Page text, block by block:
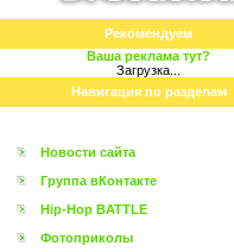
Рекомендуем
Ваша реклама тут?
Загрузка...
Навигация по разделам
Новости сайта
Группа вКонтакте
Hip-Hop BATTLE
Фотоприколы